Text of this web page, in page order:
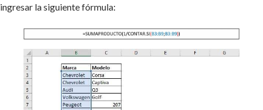
ingresar la siguiente fórmula: